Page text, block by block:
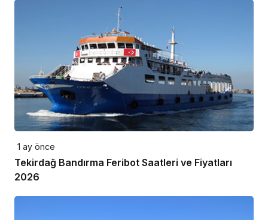
1 ay önce
Tekirdağ Bandırma Feribot Saatleri ve Fiyatları
2026